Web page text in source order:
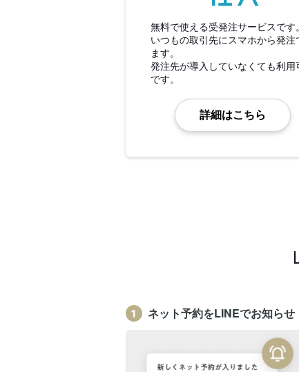
無料で使える受発注サービスです。
いつもの取引先にスマホから発注
ます。
発注先が導入していなくても利用
です。
詳細はこちら
ネット予約をLINEでお知らせ